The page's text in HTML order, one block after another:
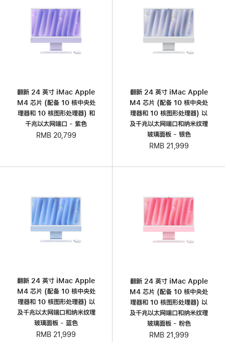
翻新 24 英寸 iMac Apple
M4 芯片 (配备 10 核中央处
理器和 10 核图形处理器) 和
千兆以太网端口 - 紫色
RMB 20,799
翻新 24 英寸 iMac Apple
M4 芯片 (配备 10 核中央处
理器和 10 核图形处理器) 以
及千兆以太网端口和纳米纹理
玻璃面板 - 银色
RMB 21,999
翻新 24 英寸 iMac Apple
M4 芯片 (配备 10 核中央处
理器和 10 核图形处理器) 以
及千兆以太网端口和纳米纹理
玻璃面板 - 蓝色
RMB 21,999
翻新 24 英寸 iMac Apple
M4 芯片 (配备 10 核中央处
理器和 10 核图形处理器) 以
及千兆以太网端口和纳米纹理
玻璃面板 - 粉色
RMB 21,999